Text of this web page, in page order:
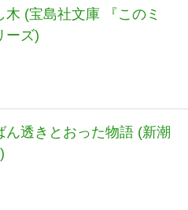
木 (宝島社文庫 『このミ
ーズ)
ん透きとおった物語 (新潮